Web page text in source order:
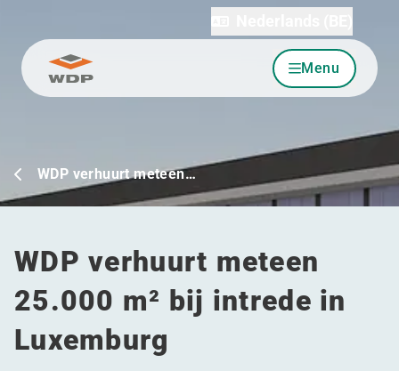
Ga naar inhoud Menu
WDP verhuurt meteen…
WDP verhuurt meteen
25.000 m² bij intrede in
Luxemburg